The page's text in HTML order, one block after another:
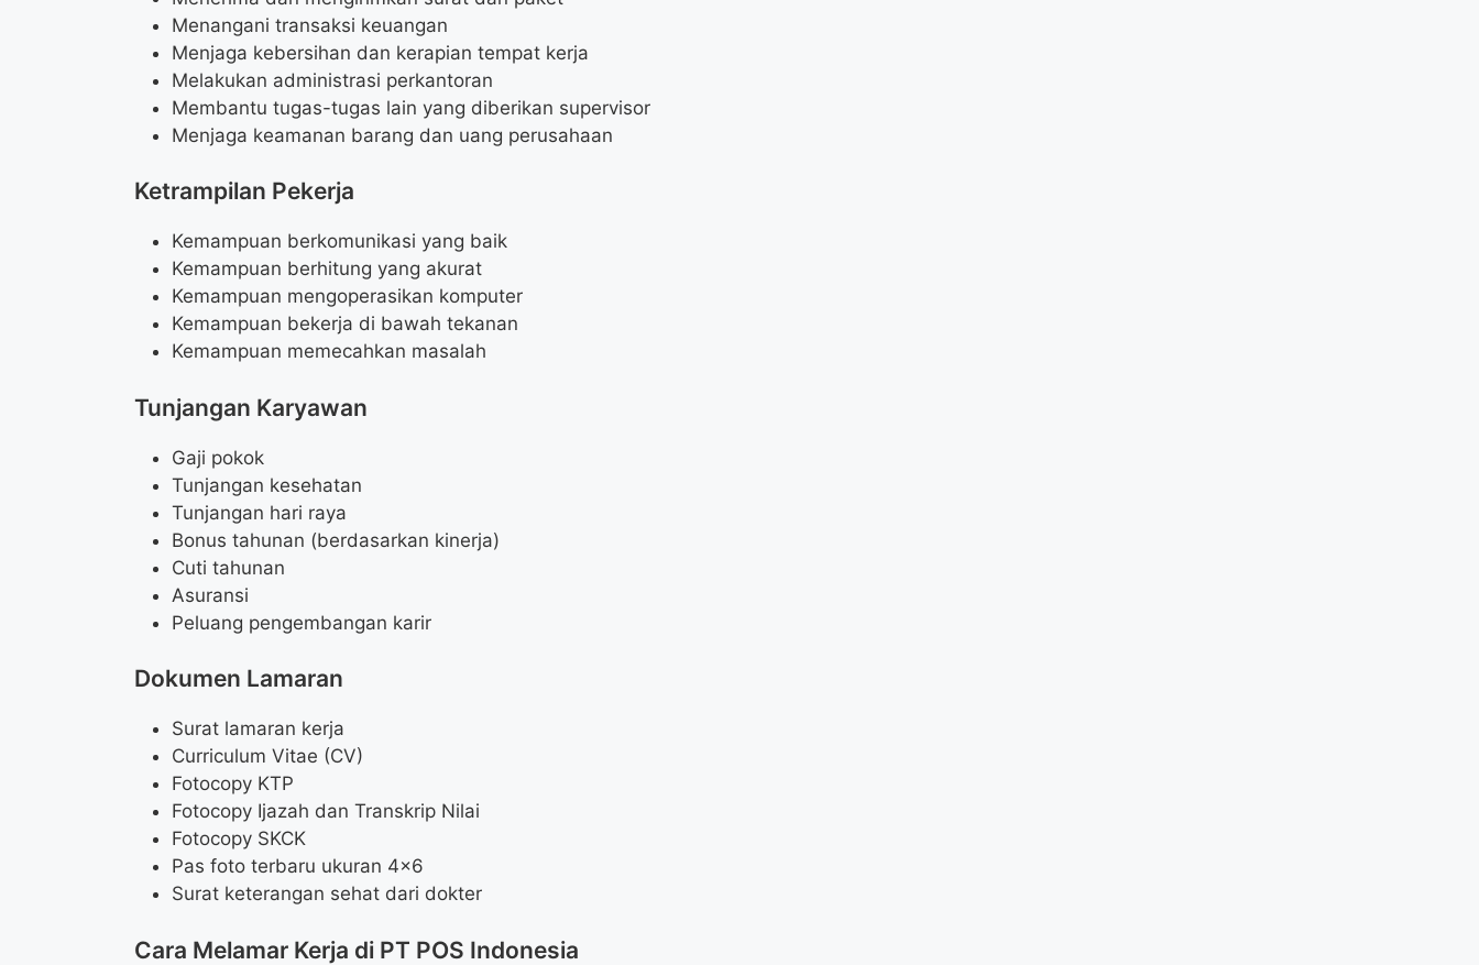
Menangani transaksi keuangan
Menjaga kebersihan dan kerapian tempat kerja
Melakukan administrasi perkantoran
Membantu tugas-tugas lain yang diberikan supervisor
Menjaga keamanan barang dan uang perusahaan
Ketrampilan Pekerja
Kemampuan berkomunikasi yang baik
Kemampuan berhitung yang akurat
Kemampuan mengoperasikan komputer
Kemampuan bekerja di bawah tekanan
Kemampuan memecahkan masalah
Tunjangan Karyawan
Gaji pokok
Tunjangan kesehatan
Tunjangan hari raya
Bonus tahunan (berdasarkan kinerja)
Cuti tahunan
Asuransi
Peluang pengembangan karir
Dokumen Lamaran
Surat lamaran kerja
Curriculum Vitae (CV)
Fotocopy KTP
Fotocopy Ijazah dan Transkrip Nilai
Fotocopy SKCK
Pas foto terbaru ukuran 4×6
Surat keterangan sehat dari dokter
Cara Melamar Kerja di PT POS Indonesia